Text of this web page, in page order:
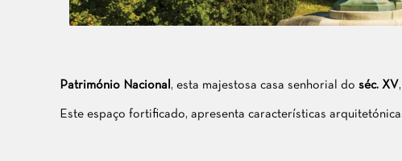
Património Nacional , esta majestosa casa senhorial do séc. XV
Este espaço fortificado, apresenta características